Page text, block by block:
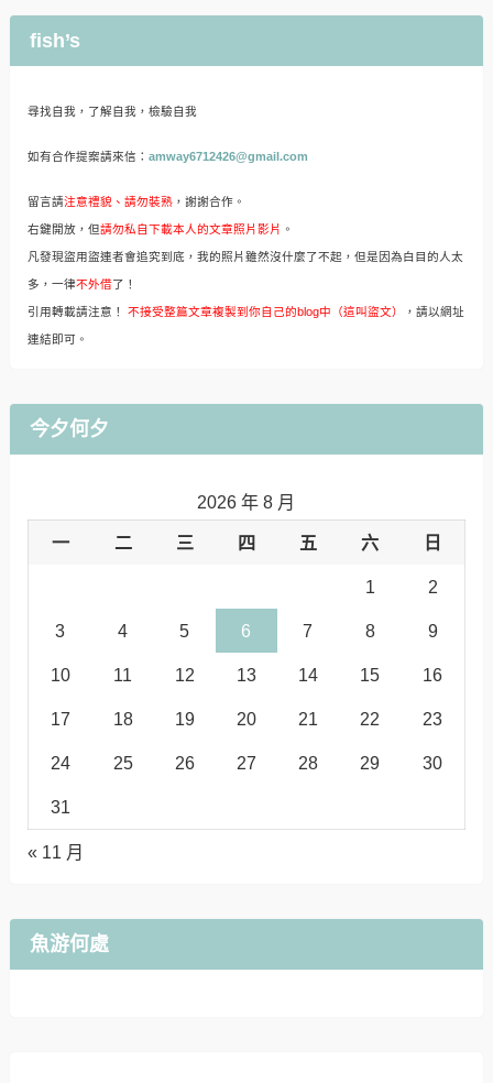
fish’s
尋找自我，了解自我，檢驗自我
如有合作提案請來信： amway6712426@gmail.com
留言請注意禮貌、請勿裝熟，謝謝合作。
右鍵開放，但請勿私自下載本人的文章照片影片 。
凡發現盜用盜連者會追究到底，我的照片雖然沒什麼了不起，但是因為白目的人太
多，一律不外借了！
引用轉載請注意！ 不接受整篇文章複製到你自己的blog中（這叫盜文） ，請以網址
連結即可。
今夕何夕
2026 年 8 月
一 二 三 四 五 六 日
1 2
3 4 5 6 7 8 9
10 11 12 13 14 15 16
17 18 19 20 21 22 23
24 25 26 27 28 29 30
31
« 11 月
魚游何處